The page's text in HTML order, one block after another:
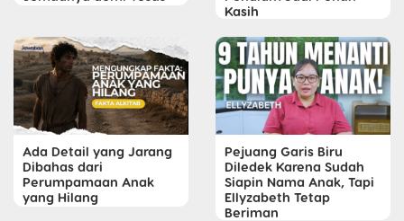
Kasih
Ada Detail yang Jarang
Dibahas dari
Perumpamaan Anak
yang Hilang
Pejuang Garis Biru
Diledek Karena Sudah
Siapin Nama Anak, Tapi
Ellyzabeth Tetap
Beriman